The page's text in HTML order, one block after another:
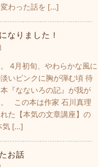
わった話を […]
なりました！
4月初旬、やわらかな風に
いピンクに胸が弾む頃 待
『なないろの記』が我が
この本は作家 石川真理
た【本気の文章講座】の
気 […]
お話